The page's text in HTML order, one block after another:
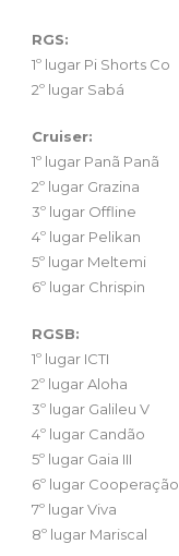
RGS:
1º lugar Pi Shorts Co
2º lugar Sabá
Cruiser:
1º lugar Panã Panã
2º lugar Grazina
3º lugar Offline
4º lugar Pelikan
5º lugar Meltemi
6º lugar Chrispin
RGSB:
1º lugar ICTI
2º lugar Aloha
3º lugar Galileu V
4º lugar Candão
5º lugar Gaia III
6º lugar Cooperação
7º lugar Viva
8º lugar Mariscal